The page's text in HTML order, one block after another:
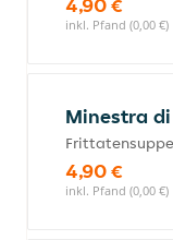
inkl. Pfand (0,00 €)
Minestra
Frittatensuppe
4,90 €
inkl. Pfand (0,00 €)